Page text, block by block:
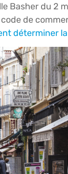
Basher du 2
de
déterminer